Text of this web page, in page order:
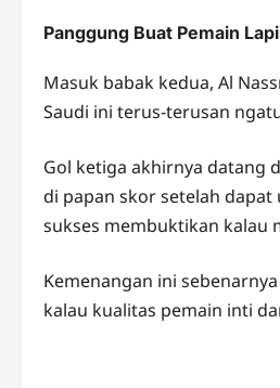
Panggung Buat Pemain
Masuk babak kedua, Al
Saudi ini terus-terusan
Gol ketiga akhirnya datang
di papan skor setelah
sukses membuktikan kalau
Kemenangan ini
kalau kualitas pemain inti